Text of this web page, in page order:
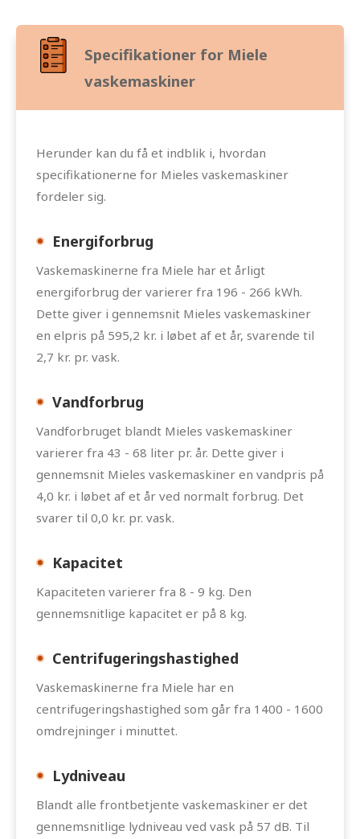
Specifikationer for Miele
vaskemaskiner
Herunder kan du få et indblik i, hvordan
specifikationerne for Mieles vaskemaskiner
fordeler sig.
Energiforbrug
Vaskemaskinerne fra Miele har et årligt
energiforbrug der varierer fra 196 - 266 kWh.
Dette giver i gennemsnit Mieles vaskemaskiner
en elpris på 595,2 kr. i løbet af et år, svarende til
2,7 kr. pr. vask.
Vandforbrug
Vandforbruget blandt Mieles vaskemaskiner
varierer fra 43 - 68 liter pr. år. Dette giver i
gennemsnit Mieles vaskemaskiner en vandpris på
4,0 kr. i løbet af et år ved normalt forbrug. Det
svarer til 0,0 kr. pr. vask.
Kapacitet
Kapaciteten varierer fra 8 - 9 kg. Den
gennemsnitlige kapacitet er på 8 kg.
Centrifugeringshastighed
Vaskemaskinerne fra Miele har en
centrifugeringshastighed som går fra 1400 - 1600
omdrejninger i minuttet.
Lydniveau
Blandt alle frontbetjente vaskemaskiner er det
gennemsnitlige lydniveau ved vask på 57 dB. Til